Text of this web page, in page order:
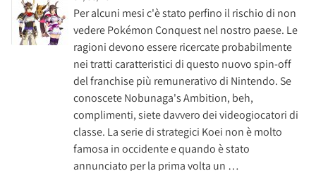
Per alcuni mesi c'è stato perfino il rischio di non
vedere Pokémon Conquest nel nostro paese. Le
ragioni devono essere ricercate probabilmente
nei tratti caratteristici di questo nuovo spin-off
del franchise più remunerativo di Nintendo. Se
conoscete Nobunaga's Ambition, beh,
complimenti, siete davvero dei videogiocatori di
classe. La serie di strategici Koei non è molto
famosa in occidente e quando è stato
annunciato per la prima volta un …